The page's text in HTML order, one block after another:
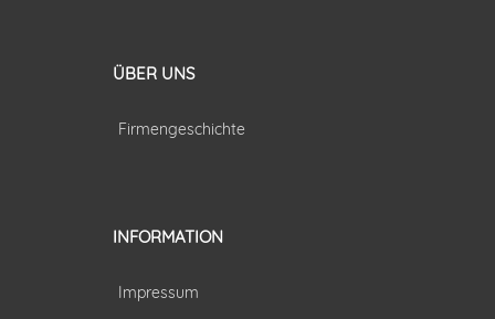
ÜBER UNS
Firmengeschichte
INFORMATION
Impressum